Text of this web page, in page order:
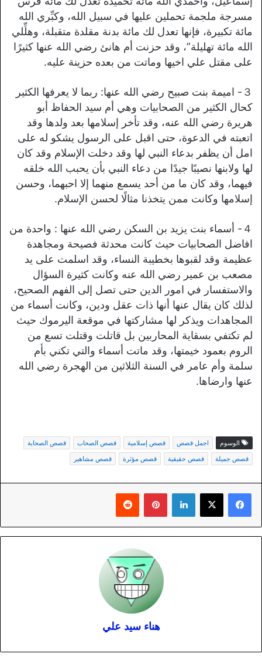
مسرجة ملجمة تحملين عليها في سبيل الله، وكبِّري الله
مائة تكبيرة، فإنها تعدل لك مائة بدنة مقلدة متقبلة، وهلِّلي
الله مائة تهليلة”، وقد حزنت أم هانئ رضي الله عنها كثيرًا
على مقتل علي اخيها وماتت من بعده حزينة عليه.
３- اميمة بنت صبيح رضي الله عنها: ربما لا يعرفها الكثير
كحال الكثير من الصحابيات وهي أم سيد الحفاظ أبو
هريرة رضي الله عنه، وقد تأخر إسلامها بعد ولدها وقد
اتعبته في الدعوة، حتى اقبل على الرسول يشكو له على
امل أن يظفر بدعاء النبي لها وقد دخلت الإسلام وقد كان
لها ولابنها نصيبًا جيدًا من دعاء النبي بأن يحبب الله خلقه
فيهما، وقد كان ما من أحد يسمع منهما إلا احبهما، وحسن
إسلامها وكانت ممن يتخذنا مثالًا لحسن الإسلام.
４- أسماء بنت يزيد بن السكن رضي الله عنها : واحدة من
افاضل الصحابيات حيث كانت محدثة فصيحة ومجاهدة
عظيمة وقد لقبوها بخطيبة النساء، وقد اسلمت على يد
مصعب بن عمير رضي الله عنه وكانت كثيرة السؤال
والاستفسار في امور الدين حتى تصل إلى الفهم الصحيح،
لذلك كان يقال عنها أنها ذات عقل ودين، وكانت أسماء من
المجاهدات ويذكر لها مشاركتها في موقعة اليرموك حيث
لم تكتفي بسقاية المحاربين بل قاتلت وقتلت تسع من
الروم بعمود خيمتها، وقد ماتت أسماء والتي تكني بأم
سلمة وأم عامر في السنة الثلاثين من الهجرة رضي الله
عنها وارضاها.
الوسوم اجمل قصص قصص إسلامية قصص الصحاب
قصص الصحابة
قصص جميلة
قصص حقيقية قصص مؤثرة قصص مشاهير
لينكدإن بينتيريست
هناء سيد علي